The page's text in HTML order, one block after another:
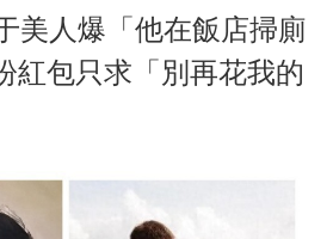
美人爆「他在飯店掃廁
包只求「別再花我的